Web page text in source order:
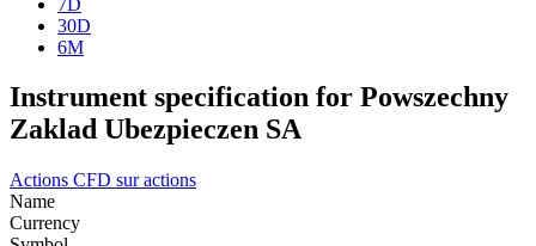
30D
6M
Instrument specification for Powszechny
Zaklad Ubezpieczen SA
Actions CFD sur actions
Name
Currency